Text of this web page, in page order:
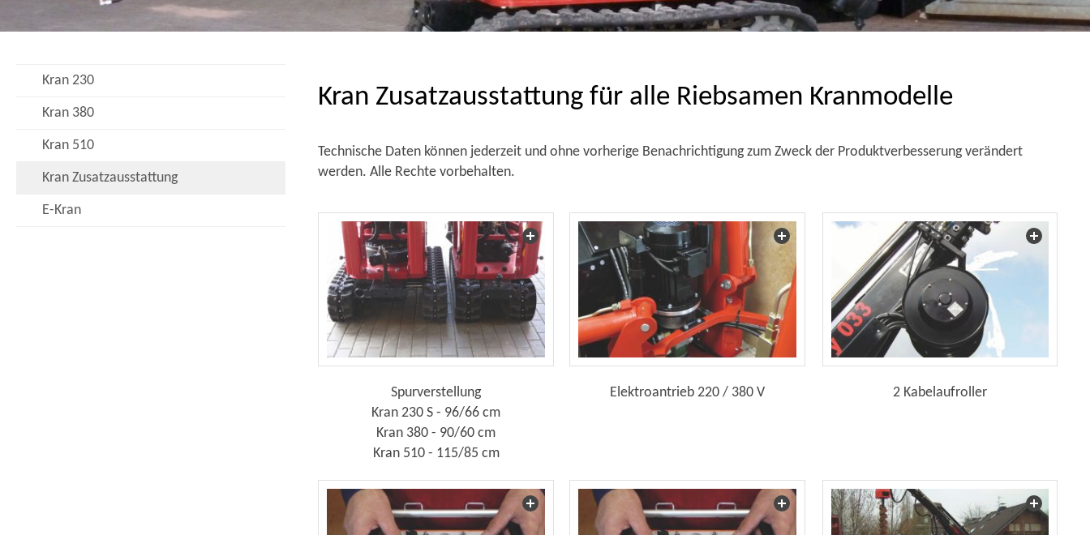
Kran 230
Kran 380
Kran 510
Kran Zusatzausstattung
E-Kran
Kran Zusatzausstattung für alle Riebsamen Kranmodelle
Technische Daten können jederzeit und ohne vorherige Benachrichtigung zum Zweck der Produktverbesserung verändert
werden.Alle Rechte vorbehalten.
Spurverstellung
Kran 230 S - 96/66 cm
Kran 380 - 90/60 cm
Kran 510 - 115/85 cm
Elektroantrieb 220 / 380 V 2 Kabelaufroller